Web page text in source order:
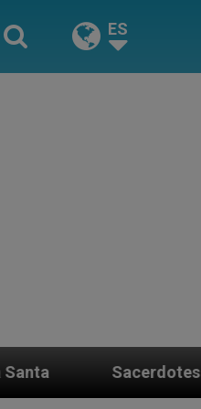
ES
alemanes fieles al